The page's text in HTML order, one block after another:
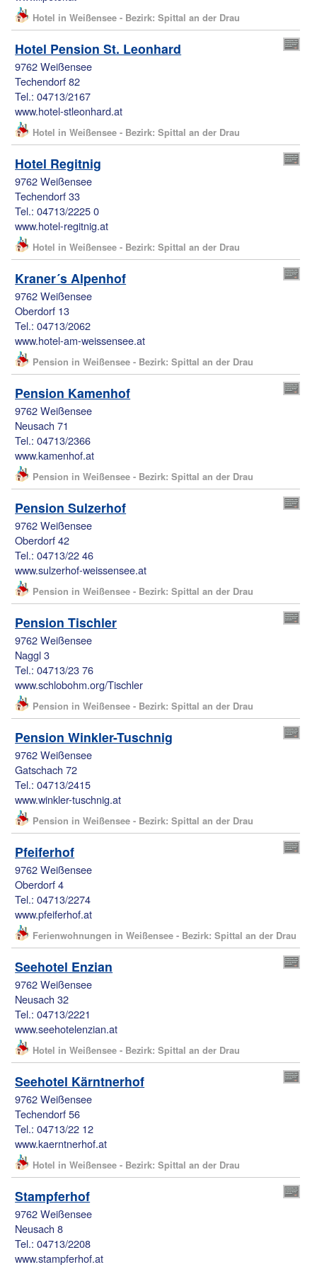
Hotel in Weißensee - Bezirk: Spittal an der Drau
Hotel Pension St. Leonhard
9762 Weißensee
Techendorf 82
Tel.: 04713/2167
www.hotel-stleonhard.at
Hotel in Weißensee - Bezirk: Spittal an der Drau
Hotel Regitnig
9762 Weißensee
Techendorf 33
Tel.: 04713/2225 0
www.hotel-regitnig.at
Hotel in Weißensee - Bezirk: Spittal an der Drau
Kraner´s Alpenhof
9762 Weißensee
Oberdorf 13
Tel.: 04713/2062
www.hotel-am-weissensee.at
Pension in Weißensee - Bezirk: Spittal an der Drau
Pension Kamenhof
9762 Weißensee
Neusach 71
Tel.: 04713/2366
www.kamenhof.at
Pension in Weißensee - Bezirk: Spittal an der Drau
Pension Sulzerhof
9762 Weißensee
Oberdorf 42
Tel.: 04713/22 46
www.sulzerhof-weissensee.at
Pension in Weißensee - Bezirk: Spittal an der Drau
Pension Tischler
9762 Weißensee
Naggl 3
Tel.: 04713/23 76
www.schlobohm.org/Tischler
Pension in Weißensee - Bezirk: Spittal an der Drau
Pension Winkler-Tuschnig
9762 Weißensee
Gatschach 72
Tel.: 04713/2415
www.winkler-tuschnig.at
Pension in Weißensee - Bezirk: Spittal an der Drau
Pfeiferhof
9762 Weißensee
Oberdorf 4
Tel.: 04713/2274
www.pfeiferhof.at
Ferienwohnungen in Weißensee - Bezirk: Spittal an der Drau
Seehotel Enzian
9762 Weißensee
Neusach 32
Tel.: 04713/2221
www.seehotelenzian.at
Hotel in Weißensee - Bezirk: Spittal an der Drau
Seehotel Kärntnerhof
9762 Weißensee
Techendorf 56
Tel.: 04713/22 12
www.kaerntnerhof.at
Hotel in Weißensee - Bezirk: Spittal an der Drau
Stampferhof
9762 Weißensee
Neusach 8
Tel.: 04713/2208
www.stampferhof.at